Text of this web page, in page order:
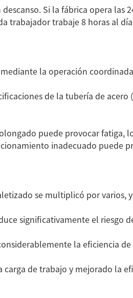
tubos de acero
Si la fábrica opera
trabaje 8 horas al
la operación
de la tubería de
puede provocar fatiga,
inadecuado puede
se multiplicó por varios,
significativamente el riesgo
la eficiencia de
de trabajo y mejorado la